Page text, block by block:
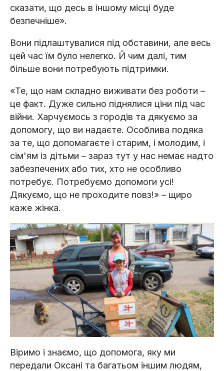
сказати, що десь в іншому місці буде
безпечніше».
Вони підлаштувалися під обставини, але весь
цей час їм було нелегко. Й чим далі, тим
більше вони потребують підтримки.
«Те, що нам складно виживати без роботи –
це факт. Дуже сильно піднялися ціни під час
війни. Харчуємось з городів та дякуємо за
допомогу, що ви надаєте. Особлива подяка
за те, що допомагаєте і старим, і молодим, і
сім'ям із дітьми – зараз тут у нас немає надто
забезпечених або тих, хто не особливо
потребує. Потребуємо допомоги усі!
Дякуємо, що не проходите повз!» – щиро
каже жінка.
Віримо і знаємо, що допомога, яку ми
передали Оксані та багатьом іншим людям,